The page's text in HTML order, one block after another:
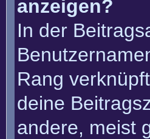
anzeigen?
In der
Rang
deine
andere, meist